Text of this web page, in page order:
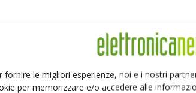
fornire le migliori esperienze, noi e i nostri
per memorizzare e/o accedere alle
Linkedin Pinterest